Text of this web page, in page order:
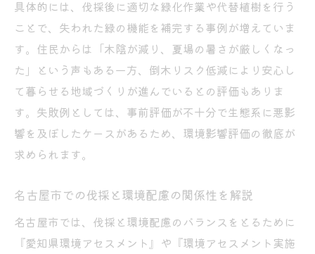
伐採後の木材資源を活かす環境保全法
伐採資源の有効活用が環境に与える効果
伐採後の廃材リサイクルと地域環境保全
伐採資源の再利用と街づくりへの活用事例
伐採した木材の適正処分と持続可能な活用
具体的には、伐採後に適切な緑化作業や代替植樹を行う
ことで、失われた緑の機能を補完する事例が増えていま
す。住民からは「木陰が減り、夏場の暑さが厳しくなっ
た」という声もある一方、倒木リスク低減により安心し
て暮らせる地域づくりが進んでいるとの評価もありま
す。失敗例としては、事前評価が不十分で生態系に悪影
響を及ぼしたケースがあるため、環境影響評価の徹底が
求められます。
名古屋市での伐採と環境配慮の関係性を解説
名古屋市では、伐採と環境配慮のバランスをとるために
『愛知県環境アセスメント』や『環境アセスメント実施